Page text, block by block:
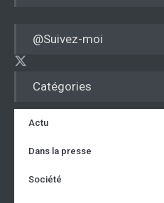
Catégories
Actu
Dans la presse
Société
@Suivez-moi